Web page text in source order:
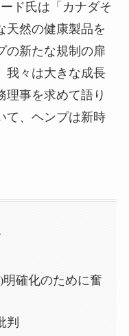
ド氏は「カナダそ
天然の健康製品を
の新たな規制の扉
我々 は大きな成長
理事を求めて語り
て、ヘンプは新時
確化のために奮
判